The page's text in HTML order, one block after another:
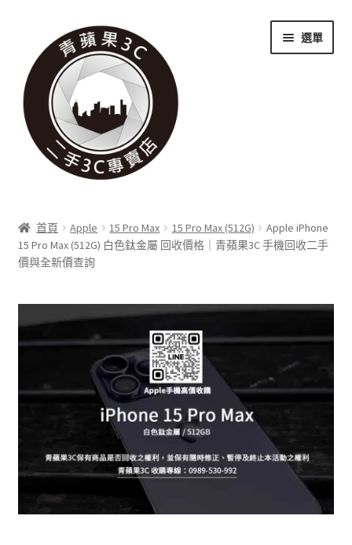
導
覽
列
主
要
內
容
選單
實體門市
展
選
開
選
科技新消息
開
選
首頁 Apple 15 Pro Max 15 Pro Max (512G)
Apple iPhone
15 Pro Max (512G) 白色鈦金屬 回收價格｜青蘋果3C 手機回收二手
價與全新價查詢